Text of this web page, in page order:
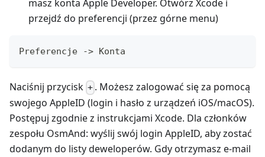
masz konta Apple Developer. Otwórz Xcode i
przejdź do preferencji (przez górne menu)
Preferencje -> Konta
Naciśnij przycisk + . Możesz zalogować się za pomocą
swojego AppleID (login i hasło z urządzeń iOS/macOS).
Postępuj zgodnie z instrukcjami Xcode. Dla członków
zespołu OsmAnd: wyślij swój login AppleID, aby zostać
dodanym do listy deweloperów. Gdy otrzymasz e-mail